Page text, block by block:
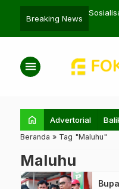
Breaking News
menu
home Advertorial
Beranda » Tag "Maluhu"
Maluhu